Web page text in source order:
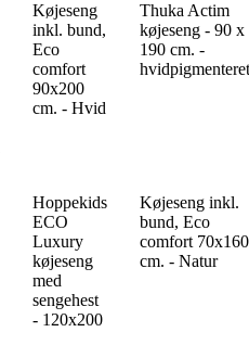
Køjeseng
inkl. bund,
Eco
comfort
90x200
cm. - Hvid
Thuka Actim
køjeseng - 90 x
190 cm. -
hvidpigmenteret
Hoppekids
ECO
Luxury
køjeseng
med
sengehest
- 120x200
Køjeseng inkl.
bund, Eco
comfort 70x160
cm. - Natur